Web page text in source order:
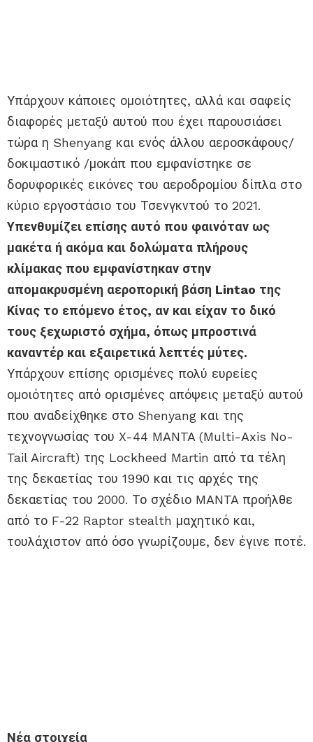
Υπάρχουν κάποιες ομοιότητες, αλλά και σαφείς
διαφορές μεταξύ αυτού που έχει παρουσιάσει
τώρα η Shenyang και ενός άλλου αεροσκάφους/
δοκιμαστικό /μοκάπ που εμφανίστηκε σε
δορυφορικές εικόνες του αεροδρομίου δίπλα στο
κύριο εργοστάσιο του Τσενγκντού το 2021.
Υπενθυμίζει επίσης αυτό που φαινόταν ως
μακέτα ή ακόμα και δολώματα πλήρους
κλίμακας που εμφανίστηκαν στην
απομακρυσμένη αεροπορική βάση Lintao της
Κίνας το επόμενο έτος, αν και είχαν το δικό
τους ξεχωριστό σχήμα, όπως μπροστινά
καναντέρ και εξαιρετικά λεπτές μύτες.
Υπάρχουν επίσης ορισμένες πολύ ευρείες
ομοιότητες από ορισμένες απόψεις μεταξύ αυτού
που αναδείχθηκε στο Shenyang και της
τεχνογνωσίας του X-44 MANTA (Multi-Axis No-
Tail Aircraft) της Lockheed Martin από τα τέλη
της δεκαετίας του 1990 και τις αρχές της
δεκαετίας του 2000. Το σχέδιο MANTA προήλθε
από το F-22 Raptor stealth μαχητικό και,
τουλάχιστον από όσο γνωρίζουμε, δεν έγινε ποτέ.
Νέα στοιχεία